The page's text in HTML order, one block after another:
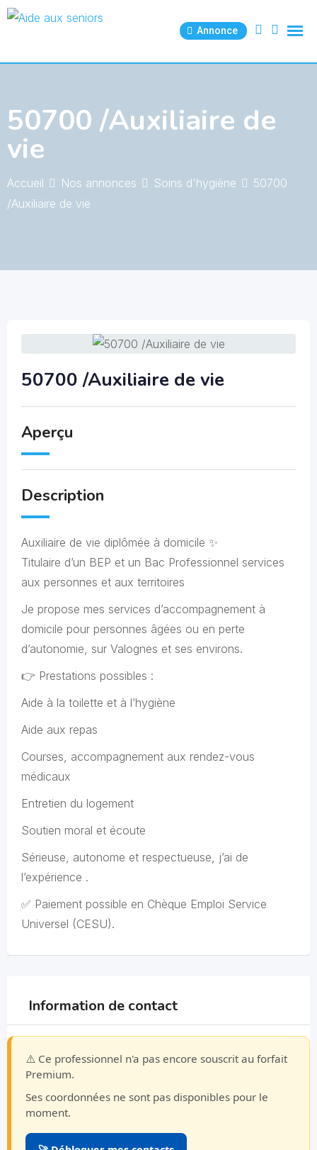
Skip
Annonce
50700 /Auxiliaire de
vie
Accueil Nos annonces Soins d'hygiène
50700
/Auxiliaire de vie
50700 /Auxiliaire de vie
Aperçu
Description
Auxiliaire de vie diplômée à domicile ✨
Titulaire d’un BEP et un Bac Professionnel services
aux personnes et aux territoires
Je propose mes services d’accompagnement à
domicile pour personnes âgées ou en perte
d’autonomie, sur Valognes et ses environs.
👉 Prestations possibles :
Aide à la toilette et à l’hygiène
Aide aux repas
Courses, accompagnement aux rendez-vous
médicaux
Entretien du logement
Soutien moral et écoute
Sérieuse, autonome et respectueuse, j’ai de
l’expérience .
✅ Paiement possible en Chèque Emploi Service
Universel (CESU).
Information de contact
⚠️ Ce professionnel n'a pas encore souscrit au forfait
Premium.
Ses coordonnées ne sont pas disponibles pour le
moment.